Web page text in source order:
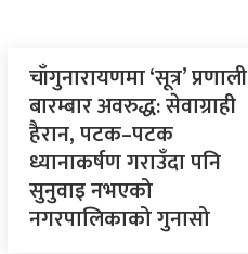
चाँगुनारायणमा ‘सूत्र’ प्रणाली
बारम्बार अवरुद्ध: सेवाग्राही
हैरान, पटक–पटक
ध्यानाकर्षण गराउँदा पनि
सुनुवाइ नभएको
नगरपालिकाको गुनासो